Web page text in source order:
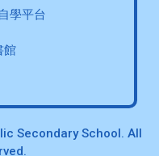
學平台
館
Secondary School. All